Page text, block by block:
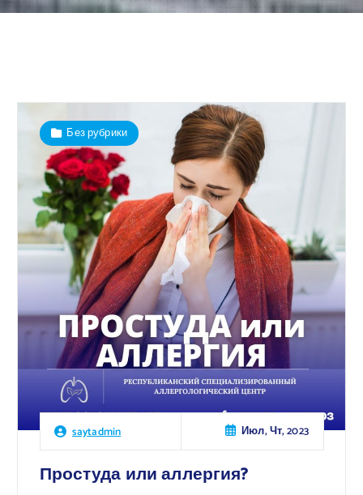
saytadmin Июл, Чт, 2023
Без рубрики
Простуда или аллергия?